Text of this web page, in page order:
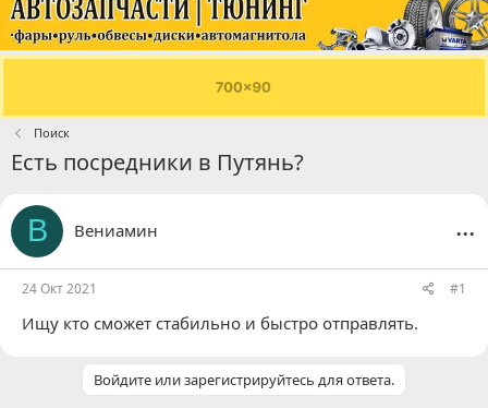
Поиск
Есть посредники в Путянь?
В Вениамин ...
24 Окт 2021 #1
Ищу кто сможет стабильно и быстро отправлять.
Войдите или зарегистрируйтесь для ответа.